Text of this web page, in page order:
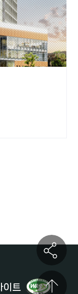
이트